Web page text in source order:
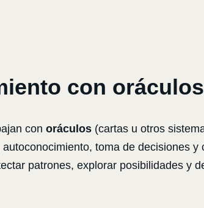
con
con oráculos (cartas u otros
toma de decisiones
patrones, explorar posibilidades y